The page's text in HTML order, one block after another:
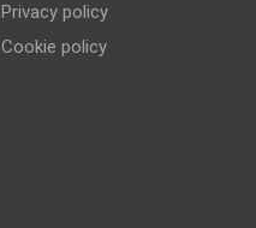
Privacy policy
Cookie policy